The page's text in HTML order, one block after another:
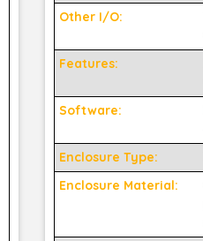
Other I/O:
Features:
Software:
Enclosure Type:
Enclosure Material: